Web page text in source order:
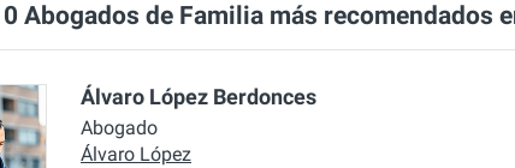
Abogados de Familia más recomendados
Álvaro López Berdonces
Abogado
Álvaro López